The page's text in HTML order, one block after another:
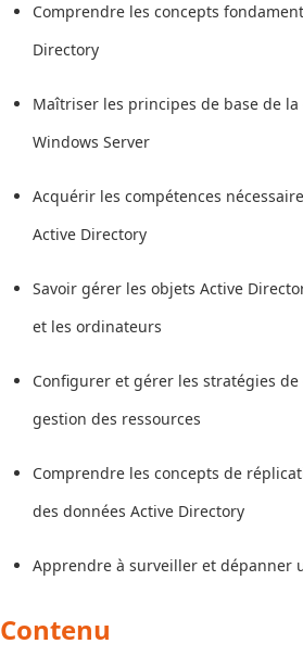
Comprendre les concepts
Directory
Maîtriser les principes de base de
Windows Server
Acquérir les compétences
Active Directory
Savoir gérer les objets Active
et les ordinateurs
Configurer et gérer les stratégies
gestion des ressources
Comprendre les concepts de
des données Active Directory
Apprendre à surveiller et dépanner
Contenu